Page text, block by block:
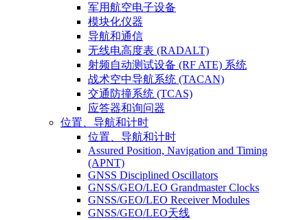
军用航空电子设备
模块化仪器
导航和通信
无线电高度表 (RADALT)
射频自动测试设备 (RF ATE) 系统
战术空中导航系统 (TACAN)
交通防撞系统 (TCAS)
应答器和询问器
位置、导航和计时
位置、导航和计时
Assured Position, Navigation and Timing
(APNT)
GNSS Disciplined Oscillators
GNSS/GEO/LEO Grandmaster Clocks
GNSS/GEO/LEO Receiver Modules
GNSS/GEO/LEO天线